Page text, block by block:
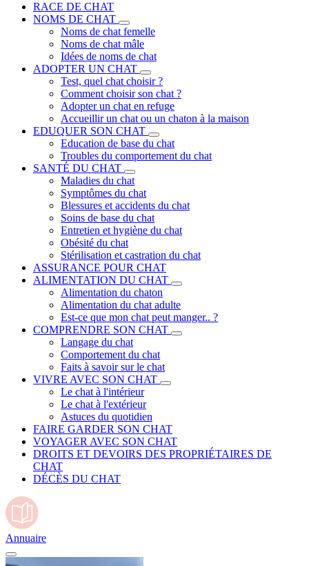
RACE DE CHAT
NOMS DE CHAT
Noms de chat femelle
Noms de chat mâle
Idées de noms de chat
ADOPTER UN CHAT
Test, quel chat choisir ?
Comment choisir son chat ?
Adopter un chat en refuge
Accueillir un chat ou un chaton à la maison
EDUQUER SON CHAT
Education de base du chat
Troubles du comportement du chat
SANTÉ DU CHAT
Maladies du chat
Symptômes du chat
Blessures et accidents du chat
Soins de base du chat
Entretien et hygiène du chat
Obésité du chat
Stérilisation et castration du chat
ASSURANCE POUR CHAT
ALIMENTATION DU CHAT
Alimentation du chaton
Alimentation du chat adulte
Est-ce que mon chat peut manger.. ?
COMPRENDRE SON CHAT
Langage du chat
Comportement du chat
Faits à savoir sur le chat
VIVRE AVEC SON CHAT
Le chat à l'intérieur
Le chat à l'extérieur
Astuces du quotidien
FAIRE GARDER SON CHAT
VOYAGER AVEC SON CHAT
DROITS ET DEVOIRS DES PROPRIÉTAIRES DE
CHAT
DÉCÈS DU CHAT
Annuaire